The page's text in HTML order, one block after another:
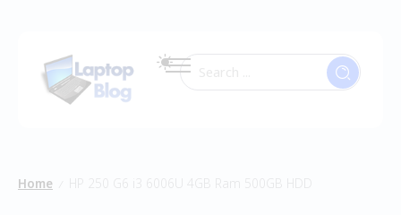
Home HP 250 G6 i3 6006U 4GB Ram 500GB HDD